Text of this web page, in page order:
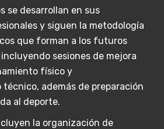
se desarrollan en sus
y siguen la metodología
que forman a los futuros
sesiones de mejora
físico y
además de preparación
al deporte.
la organización de